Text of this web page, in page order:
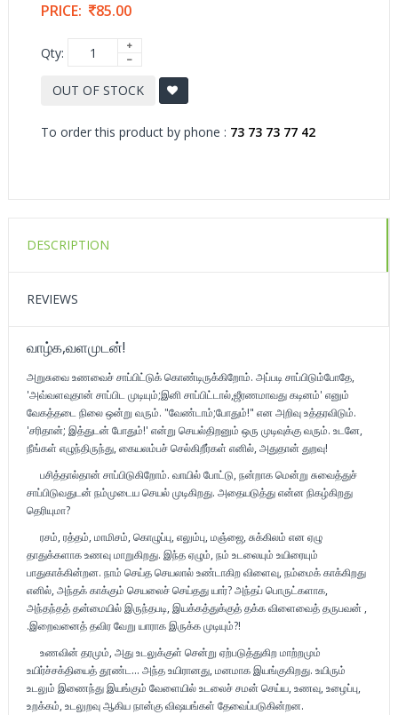
PRICE: 85.00
Qty:
OUT OF STOCK
To order this product by phone : 73 73 73 77 42
DESCRIPTION
REVIEWS
வாழ்க,வளமுடன்!
அறுசுவை உணவைச் சாப்பிட்டுக் கொண்டிருக்கிறோம். அப்படி சாப்பிடும்போதே,
'அவ்வளவுதான் சாப்பிட முடியும்;இனி சாப்பிட்டால்,ஜீரணமாவது கடினம்' எனும்
வேகத்தடை நிலை ஒன்று வரும். "வேண்டாம்;போதும்!" என அறிவு உத்தரவிடும்.
'சரிதான்; இத்துடன் போதும்!' என்று செயல்திறனும் ஒரு முடிவுக்கு வரும். உடனே,
நீங்கள் எழுந்திருந்து, கையலம்பச் செல்கிறீர்கள் எனில், அதுதான் துறவு!
பசித்தால்தான் சாப்பிடுகிறோம். வாயில் போட்டு, நன்றாக மென்று சுவைத்துச்
சாப்பிடுவதுடன் நம்முடைய செயல் முடிகிறது. அதையடுத்து என்ன நிகழ்கிறது
தெரியுமா?
ரசம், ரத்தம், மாமிசம், கொழுப்பு, எலும்பு, மஞ்ஜை, சுக்கிலம் என ஏழு
தாதுக்களாக உணவு மாறுகிறது. இந்த ஏழும், நம் உடலையும் உயிரையும்
பாதுகாக்கின்றன. நாம் செய்த செயலால் உண்டாகிற விளைவு, நம்மைக் காக்கிறது
எனில், அந்தக் காக்கும் செயலைச் செய்தது யார்? அந்தப் பொருட்களாக,
அந்தந்தத் தன்மையில் இருந்தபடி, இயக்கத்துக்குத் தக்க விளைவைத் தருபவன் ,
.இறைவனைத் தவிர வேறு யாராக இருக்க முடியும்?!
உணவின் தரமும், அது உடலுக்குள் சென்று ஏற்படுத்துகிற மாற்றமும்
உயிர்ச்சக்தியைத் தூண்ட... அந்த உயிரானது, மனமாக இயங்குகிறது. உயிரும்
உடலும் இணைந்து இயங்கும் வேளையில் உடலைச் சமன் செய்ய, உணவு, உழைப்பு,
உறக்கம், உடலுறவு ஆகிய நான்கு விஷயங்கள் தேவைப்படுகின்றன.